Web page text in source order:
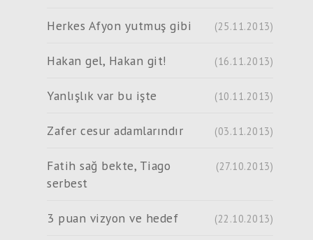
Herkes Afyon yutmuş gibi (25.11.2013)
Hakan gel, Hakan git! (16.11.2013)
Yanlışlık var bu işte (10.11.2013)
Zafer cesur adamlarındır (03.11.2013)
Fatih sağ bekte, Tiago
serbest
(27.10.2013)
3 puan vizyon ve hedef (22.10.2013)